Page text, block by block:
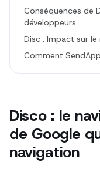
Conséquences de
développeurs
Disc : Impact sur
Comment
Disco : le
de Google
navigation